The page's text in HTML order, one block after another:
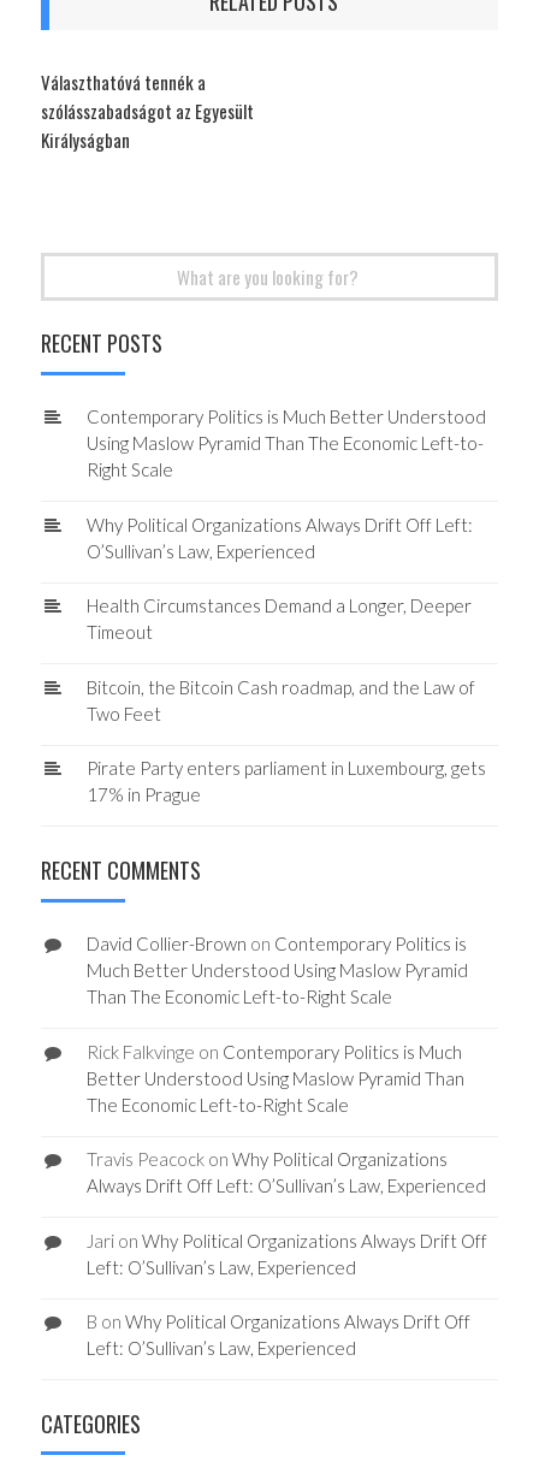
Választhatóvá tennék a
szólásszabadságot az Egyesült
Királyságban
RECENT POSTS
Contemporary Politics is Much Better Understood
Using Maslow Pyramid Than The Economic Left-to-
Right Scale
Why Political Organizations Always Drift Off Left:
O’Sullivan’s Law, Experienced
Health Circumstances Demand a Longer, Deeper
Timeout
Bitcoin, the Bitcoin Cash roadmap, and the Law of
Two Feet
Pirate Party enters parliament in Luxembourg, gets
17% in Prague
RECENT COMMENTS
David Collier-Brown on Contemporary Politics is
Much Better Understood Using Maslow Pyramid
Than The Economic Left-to-Right Scale
Rick Falkvinge on Contemporary Politics is Much
Better Understood Using Maslow Pyramid Than
The Economic Left-to-Right Scale
Travis Peacockon Why Political Organizations
Always Drift Off Left: O’Sullivan’s Law, Experienced
Jarion Why Political Organizations Always Drift Off
Left: O’Sullivan’s Law, Experienced
B on Why Political Organizations Always Drift Off
Left: O’Sullivan’s Law, Experienced
CATEGORIES